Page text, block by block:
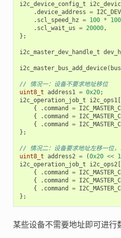
i2c_device_config_t
.device_address =
. scl_speed_hz = 100 *
. scl_wait_us = 20000,
};
i2c_master_dev_handle_t
i2c_master_bus_add_device(
// 情况一：设备不要求地址移位
uint8_t address1 = 0x20;
i2c_operation_job_t
i2c_ops1[]
{
. command =
{
. command =
{
. command =
};
// 情况二：设备要求地址左移一位，
uint8_t address2 = (0x20 << 1
i2c_operation_job_t
i2c_ops2[]
{
. command =
{
. command =
{
. command =
};
某些设备不需要地址即可进行